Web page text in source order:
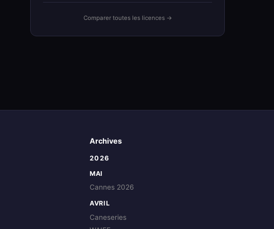
Comparer toutes les licences →
Archives
2026
MAI
Cannes 2026
AVRIL
Caneseries